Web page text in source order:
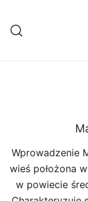
treści
Wprowadzenie
wieś położona
w powiecie